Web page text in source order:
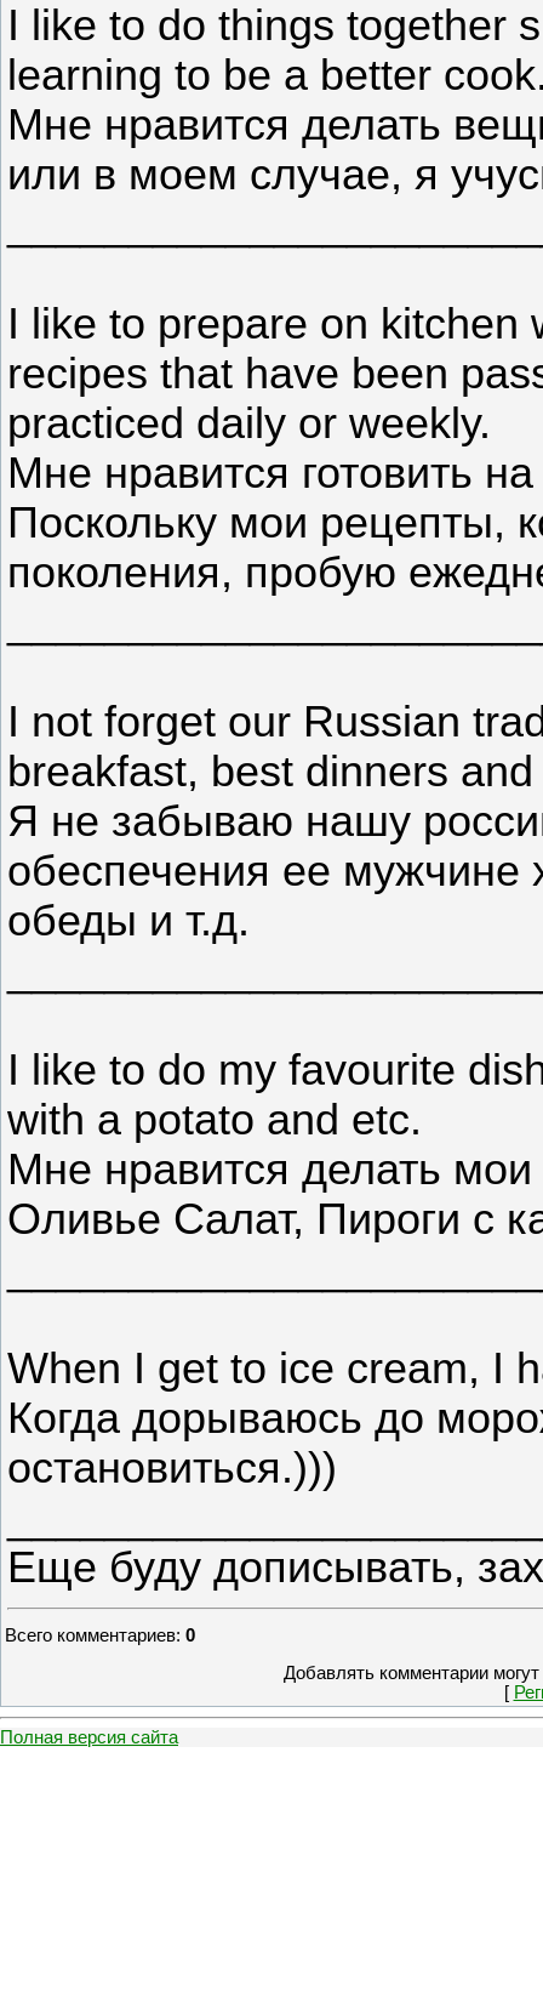
I like to do things together
learning to be a better
Мне нравится делать
или в моем случае, я
I like to prepare on kitchen
recipes that have been
practiced daily or weekly.
Мне нравится готовить
Поскольку мои рецепты,
поколения, пробую
I not forget our Russian
breakfast, best dinners
Я не забываю нашу
обеспечения ее мужчине
обеды и т.д.
I like to do my favourite
with a potato and etc.
Мне нравится делать
Оливье Салат, Пироги с
When I get to ice cream, I
Когда дорываюсь до
остановиться.)))
Еще буду дописывать,
Всего комментариев: 0
Добавлять комментарии
[
Полная версия сайта